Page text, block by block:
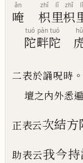
唵
ǎn
枳
zhǐ
里
lǐ
枳
zhǐ lǐ
陀
tuó
畔
pàn
陀
tuó hǔ
二表於誦呪時 。
壇之內外悉遍
正表云次結方
助表云我今